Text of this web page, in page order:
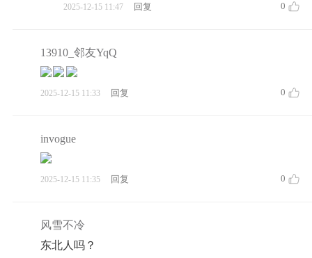
0
2025-12-15 11:47 回复
13910_邻友YqQ
0
2025-12-15 11:33 回复
invogue
0
2025-12-15 11:35 回复
风雪不冷
东北人吗？